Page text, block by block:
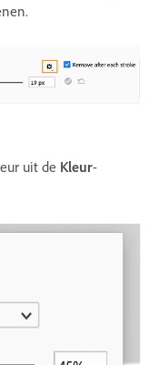
uit de Kleur-